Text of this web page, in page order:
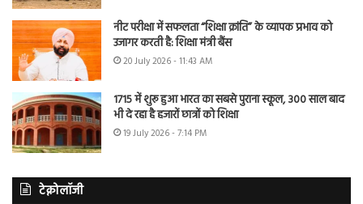
नीट परीक्षा में सफलता “शिक्षा क्रांति” के व्यापक प्रभाव को
उजागर करती है: शिक्षा मंत्री बैंस
20 July 2026 - 11:43 AM
1715 में शुरू हुआ भारत का सबसे पुराना स्कूल, 300 साल बाद
भी दे रहा है हजारों छात्रों को शिक्षा
19 July 2026 - 7:14 PM
टेक्नोलॉजी